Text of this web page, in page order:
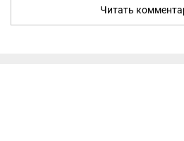
Читать